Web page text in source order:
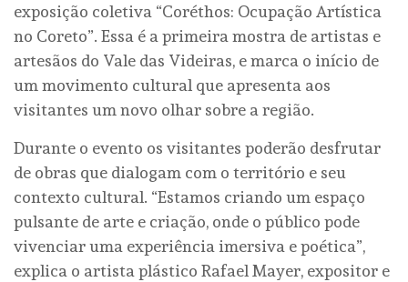
exposição coletiva “Coréthos: Ocupação Artística
no Coreto”. Essa é a primeira mostra de artistas e
artesãos do Vale das Videiras, e marca o início de
um movimento cultural que apresenta aos
visitantes um novo olhar sobre a região.
Durante o evento os visitantes poderão desfrutar
de obras que dialogam com o território e seu
contexto cultural. “Estamos criando um espaço
pulsante de arte e criação, onde o público pode
vivenciar uma experiência imersiva e poética”,
explica o artista plástico Rafael Mayer, expositor e